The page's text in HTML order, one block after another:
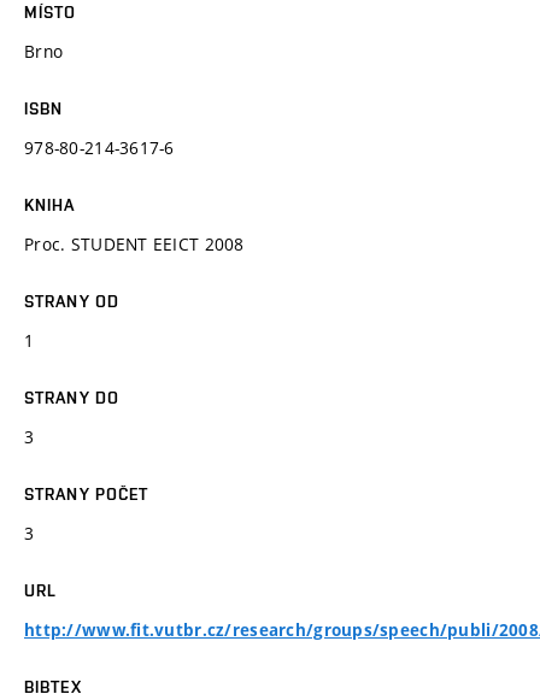
MÍSTO
Brno
ISBN
978-80-214-3617-6
KNIHA
Proc. STUDENT EEICT 2008
STRANY OD
1
STRANY DO
3
STRANY POČET
3
URL
http://www.fit.vutbr.cz/research/groups/speech/publi/
BIBTEX